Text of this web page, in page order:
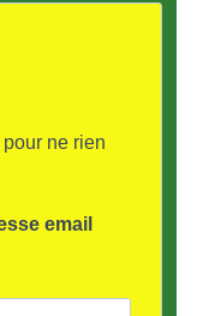
ne rien
email